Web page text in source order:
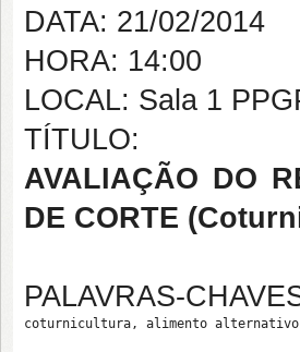
DATA: 21/02/2014
HORA: 14:00
LOCAL: Sala 1
TÍTULO:
AVALIAÇÃO DO
DE CORTE
PALAVRAS-
coturnicultura, alimento